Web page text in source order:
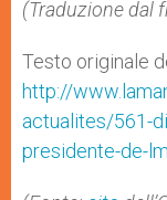
(Traduzione dal
Testo originale
http://
actualites/561-
presidente-de-